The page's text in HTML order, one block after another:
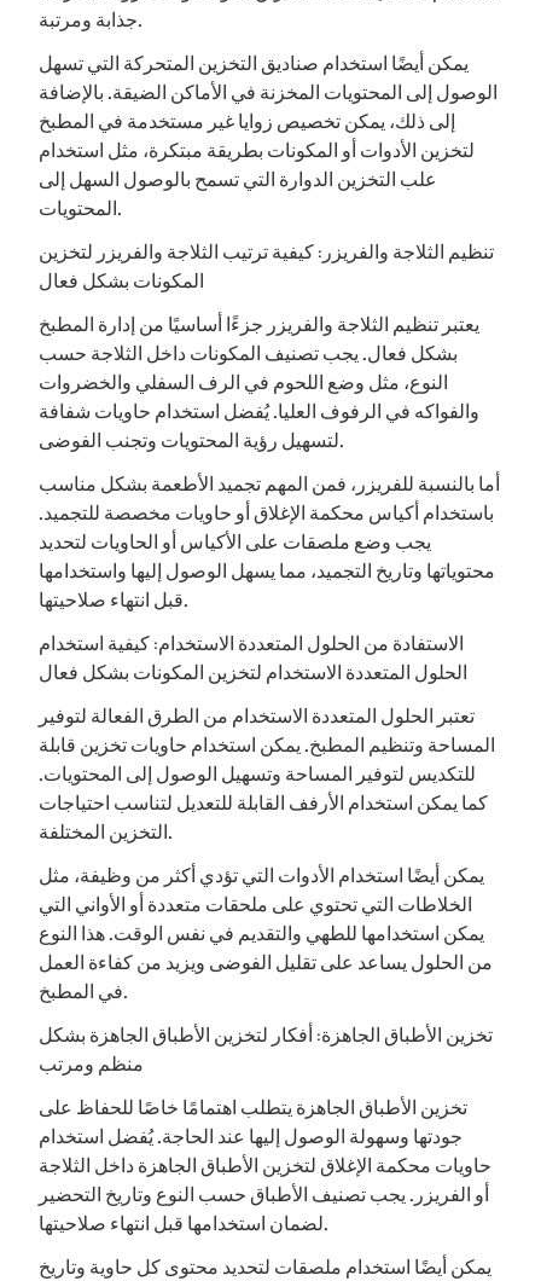
جذابة ومرتبة.
يمكن أيضًا استخدام صناديق التخزين المتحركة التي تسهل
الوصول إلى المحتويات المخزنة في الأماكن الضيقة. بالإضافة
إلى ذلك، يمكن تخصيص زوايا غير مستخدمة في المطبخ
لتخزين الأدوات أو المكونات بطريقة مبتكرة، مثل استخدام
علب التخزين الدوارة التي تسمح بالوصول السهل إلى
المحتويات.
تنظيم الثلاجة والفريزر: كيفية ترتيب الثلاجة والفريزر لتخزين
المكونات بشكل فعال
يعتبر تنظيم الثلاجة والفريزر جزءًا أساسيًا من إدارة المطبخ
بشكل فعال. يجب تصنيف المكونات داخل الثلاجة حسب
النوع، مثل وضع اللحوم في الرف السفلي والخضروات
والفواكه في الرفوف العليا. يُفضل استخدام حاويات شفافة
لتسهيل رؤية المحتويات وتجنب الفوضى.
أما بالنسبة للفريزر، فمن المهم تجميد الأطعمة بشكل مناسب
باستخدام أكياس محكمة الإغلاق أو حاويات مخصصة للتجميد.
يجب وضع ملصقات على الأكياس أو الحاويات لتحديد
محتوياتها وتاريخ التجميد، مما يسهل الوصول إليها واستخدامها
قبل انتهاء صلاحيتها.
الاستفادة من الحلول المتعددة الاستخدام: كيفية استخدام
الحلول المتعددة الاستخدام لتخزين المكونات بشكل فعال
تعتبر الحلول المتعددة الاستخدام من الطرق الفعالة لتوفير
المساحة وتنظيم المطبخ. يمكن استخدام حاويات تخزين قابلة
للتكديس لتوفير المساحة وتسهيل الوصول إلى المحتويات.
كما يمكن استخدام الأرفف القابلة للتعديل لتناسب احتياجات
التخزين المختلفة.
يمكن أيضًا استخدام الأدوات التي تؤدي أكثر من وظيفة، مثل
الخلاطات التي تحتوي على ملحقات متعددة أو الأواني التي
يمكن استخدامها للطهي والتقديم في نفس الوقت. هذا النوع
من الحلول يساعد على تقليل الفوضى ويزيد من كفاءة العمل
في المطبخ.
تخزين الأطباق الجاهزة: أفكار لتخزين الأطباق الجاهزة بشكل
منظم ومرتب
تخزين الأطباق الجاهزة يتطلب اهتمامًا خاصًا للحفاظ على
جودتها وسهولة الوصول إليها عند الحاجة. يُفضل استخدام
حاويات محكمة الإغلاق لتخزين الأطباق الجاهزة داخل الثلاجة
أو الفريزر. يجب تصنيف الأطباق حسب النوع وتاريخ التحضير
لضمان استخدامها قبل انتهاء صلاحيتها.
يمكن أيضًا استخدام ملصقات لتحديد محتوى كل حاوية وتاريخ